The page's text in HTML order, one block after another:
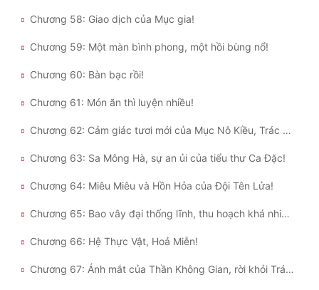
Chương 58: Giao dịch của Mục gia!
Chương 59: Một màn bình phong, một hồi bùng nổ!
Chương 60: Bàn bạc rồi!
Chương 61: Món ăn thì luyện nhiều!
Chương 62: Cảm giác tươi mới của Mục Nô Kiều, Trác Nguyên Đào Bảo!
Chương 63: Sa Mông Hà, sự an ủi của tiểu thư Ca Đặc!
Chương 64: Miêu Miêu và Hồn Hỏa của Đội Tên Lửa!
Chương 65: Bao vây đại thống lĩnh, thu hoạch khá nhiều!
Chương 66: Hệ Thực Vật, Hoả Miễn!
Chương 67: Ánh mắt của Thần Không Gian, rời khỏi Trác Nguyên!